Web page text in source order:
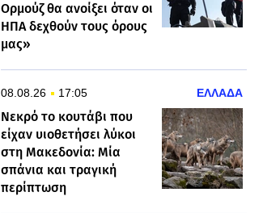
Ορμούζ θα ανοίξει όταν οι
ΗΠΑ δεχθούν τους όρους
μας»
08.08.26 17:05 ΕΛΛΑΔΑ
Νεκρό το κουτάβι που
είχαν υιοθετήσει λύκοι
στη Μακεδονία: Μία
σπάνια και τραγική
περίπτωση